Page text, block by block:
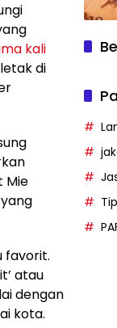
kali
di
Mie
favorit.
atau
dengan
kota.